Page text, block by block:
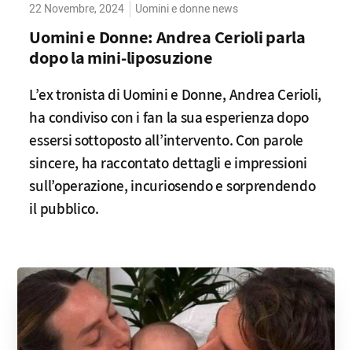
22 Novembre, 2024 Uomini e donne news
Uomini e Donne: Andrea Cerioli parla
dopo la mini-liposuzione
L’ex tronista di Uomini e Donne, Andrea Cerioli,
ha condiviso con i fan la sua esperienza dopo
essersi sottoposto all’intervento. Con parole
sincere, ha raccontato dettagli e impressioni
sull’operazione, incuriosendo e sorprendendo
il pubblico.